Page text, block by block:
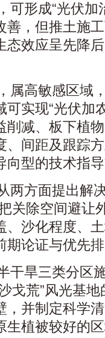
可形成“光伏加
善，但推土施
态效应呈先降
属高敏感区域
实现“光伏加
削减、板下植
、间距及跟踪
向型的技术指
两方面提出解
关除空间避让
、沙化程度、
期论证与优先
干旱三类分区
戈荒”风光基
，并制定科学
生植被较好的